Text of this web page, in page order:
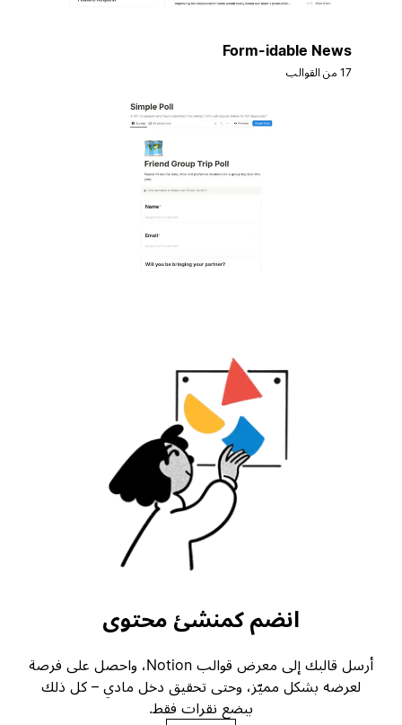
Form-idable News
انضم كمنشئ محتوى
أرسل قالبك إلى معرض قوالب Notion، واحصل على فرصة
لعرضه بشكل مميّز، وحتى تحقيق دخل مادي – كل ذلك
ببضع نقرات فقط.